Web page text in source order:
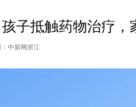
子抵触药物治疗，
：中新网浙江